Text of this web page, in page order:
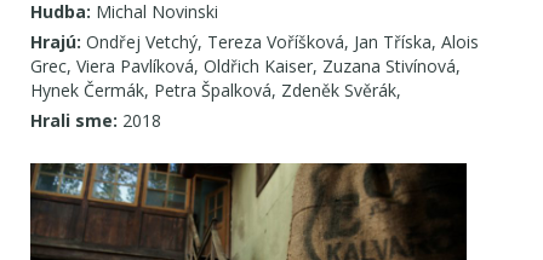
Hudba: Michal Novinski
Hrajú: Ondřej Vetchý, Tereza Voříšková, Jan Tříska, Alois
Grec, Viera Pavlíková, Oldřich Kaiser, Zuzana Stivínová,
Hynek Čermák, Petra Špalková, Zdeněk Svěrák,
Hrali sme: 2018